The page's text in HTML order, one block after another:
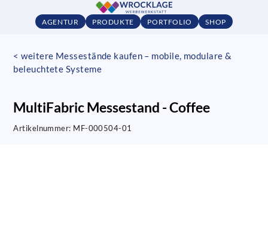
AGENTUR PRODUKTE PORTFOLIO SHOP
< weitere Messestände kaufen – mobile, modulare &
beleuchtete Systeme
MultiFabric Messestand - Coffee
Artikelnummer: MF-000504-01